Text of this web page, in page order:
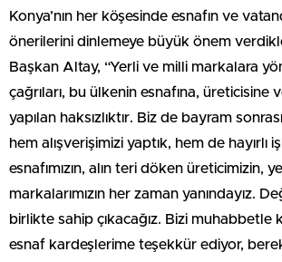
Konya’nın her köşesinde esnafın ve
önerilerini dinlemeye büyük önem
Başkan Altay, “Yerli ve milli markalara
çağrıları, bu ülkenin esnafına, üreticisine
yapılan haksızlıktır. Biz de bayram
hem alışverişimizi yaptık, hem de hayırlı
esnafımızın, alın teri döken üreticimizin,
markalarımızın her zaman yanındayız.
birlikte sahip çıkacağız. Bizi muhabbetle
esnaf kardeşlerime teşekkür ediyor,